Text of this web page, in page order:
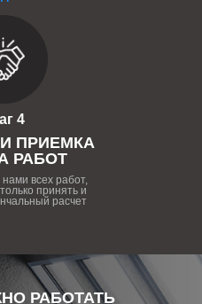
4
ПРИЕМКА
РАБОТ
всех работ,
принять и
расчет
РАБОТАТЬ